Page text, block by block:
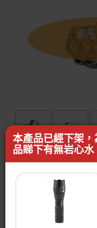
產
E-SMARTER
貨品編號： OE26610001
本產品已經下架
品睇下有無岩心水